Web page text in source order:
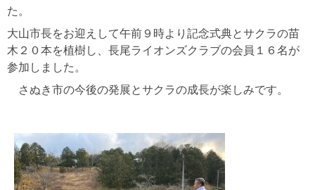
た。
大山市長をお迎えして午前９時より記念式典とサクラの苗
木２０本を植樹し、長尾ライオンズクラブの会員１６名が
参加しました。
さぬき市の今後の発展とサクラの成長が楽しみです。